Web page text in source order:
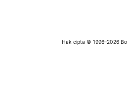
Hak cipta © 1996–2026